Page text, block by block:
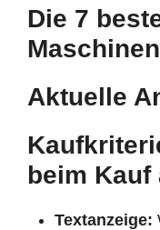
Die 7
Aktuelle
beim
Textanzeige: